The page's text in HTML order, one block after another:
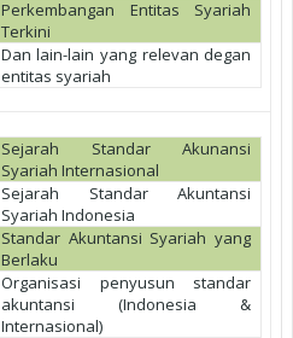
Perkembangan Entitas Syariah
Terkini
Dan lain-lain yang relevan degan
entitas syariah
Sejarah Standar Akunansi
Syariah Internasional
Sejarah Standar Akuntansi
Syariah Indonesia
Standar Akuntansi Syariah yang
Berlaku
Organisasi penyusun standar
akuntansi (Indonesia &
Internasional)